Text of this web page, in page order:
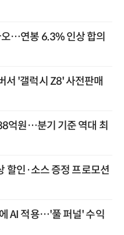
…연봉 6.3% 인상 합의
서 '갤럭시 Z8' 사전판매
억원…분기 기준 역대 최
할인·소스 증정 프로모션
AI 적용…'풀 퍼널' 수익